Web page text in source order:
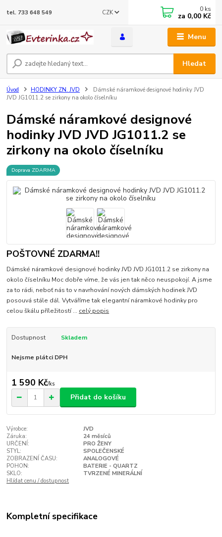
Menu
CZK
Hledat
tel. 733 648 549 0 ks
za 0,00 Kč
Úvod HODINKY ZN. JVD
Dámské náramkové designové hodinky JVD
JVD JG1011.2 se zirkony na okolo číselníku
Dámské náramkové designové
hodinky JVD JVD JG1011.2 se
zirkony na okolo číselníku
Doprava ZDARMA
POŠTOVNÉ ZDARMA!!
Dámské náramkové designové hodinky JVD JVD JG1011.2 se zirkony na
okolo číselníku Moc dobře víme, že vás jen tak něco neuspokojí. A jsme
za to rádi, neboť nás to v navrhování nových dámských hodinek JVD
posouvá stále dál. Vytváříme tak elegantní náramkové hodinky pro
celou škálu příležitostí ... celý popis
Dostupnost Skladem
Nejsme plátci DPH
1 590 Kč/ks
Přidat do košíku
Výrobce:
JVD
Záruka:
24 měsíců
URČENÍ:
PRO ŽENY
STYL:
SPOLEČENSKÉ
ZOBRAZENÍ ČASU:
ANALOGOVÉ
POHON:
BATERIE - QUARTZ
SKLO:
TVRZENÉ MINERÁLNÍ
Hlídat cenu / dostupnost
Kompletní specifikace